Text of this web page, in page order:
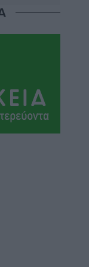
μου
μου – Το
όταν
– Πώς